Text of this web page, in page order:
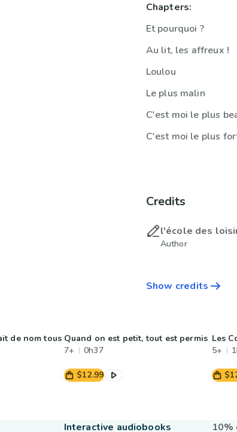
Chapters:
Et pourquoi ?
Au lit, les affreux !
Loulou
Le plus malin
C'est moi le plus
C'est moi le plus
Credits
l'école des
Author
Show credits
de nom tous Quand on est petit, tout est permis
7+
0h37
$12.99
Les
5+
10%
Interactive audiobooks